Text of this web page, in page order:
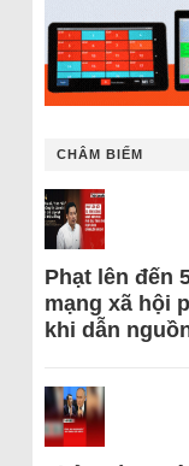
CHÂM BIẾM
Phạt lên đến
mạng xã hội
khi dẫn